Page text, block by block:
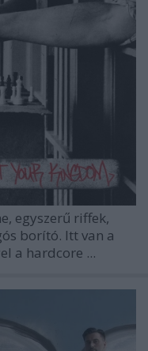
egyszerű riffek,
borító. Itt van a
a hardcore ...